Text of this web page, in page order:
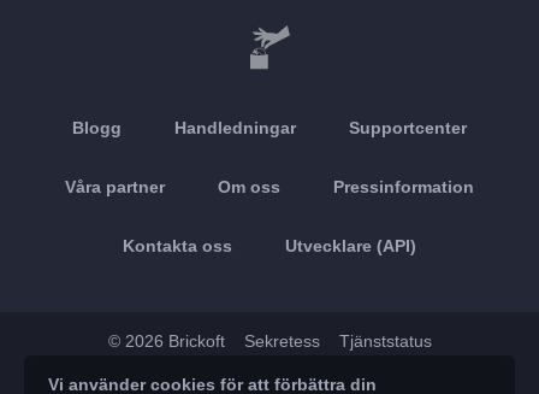
Blogg Handledningar Supportcenter
Våra partner Om oss Pressinformation
Kontakta oss Utvecklare (API)
© 2026 Brickoft Sekretess Tjänststatus
Vi använder cookies för att förbättra din